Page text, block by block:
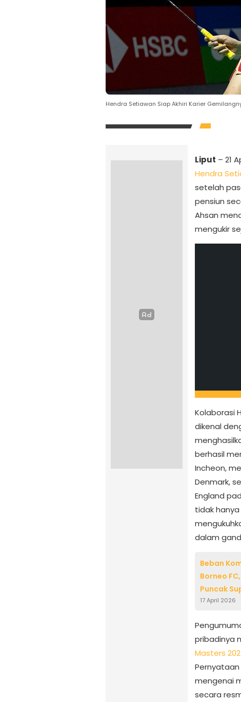
Hendra Setiawan Siap Akhiri Karier
Liput – 21
Hendra
setelah
pensiun
Ahsan
mengukir
Kolaborasi
dikenal
berhasil
Incheon,
Denmark,
England
tidak
dalam
Beban
Borneo
Puncak
17 April 2026
pribadinya
Masters
mengenai
secara